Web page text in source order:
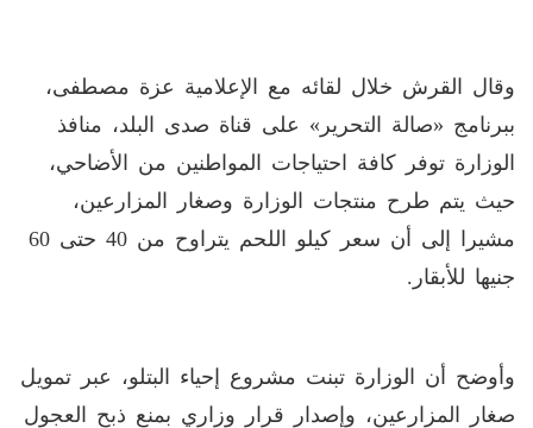
وقال القرش خلال لقائه مع الإعلامية عزة مصطفى،
ببرنامج «صالة التحرير» على قناة صدى البلد، منافذ
الوزارة توفر كافة احتياجات المواطنين من الأضاحي،
حيث يتم طرح منتجات الوزارة وصغار المزارعين،
مشيرا إلى أن سعر كيلو اللحم يتراوح من 40 حتى 60
جنيها للأبقار.
وأوضح أن الوزارة تبنت مشروع إحياء البتلو، عبر تمويل
صغار المزارعين، وإصدار قرار وزاري بمنع ذبح العجول